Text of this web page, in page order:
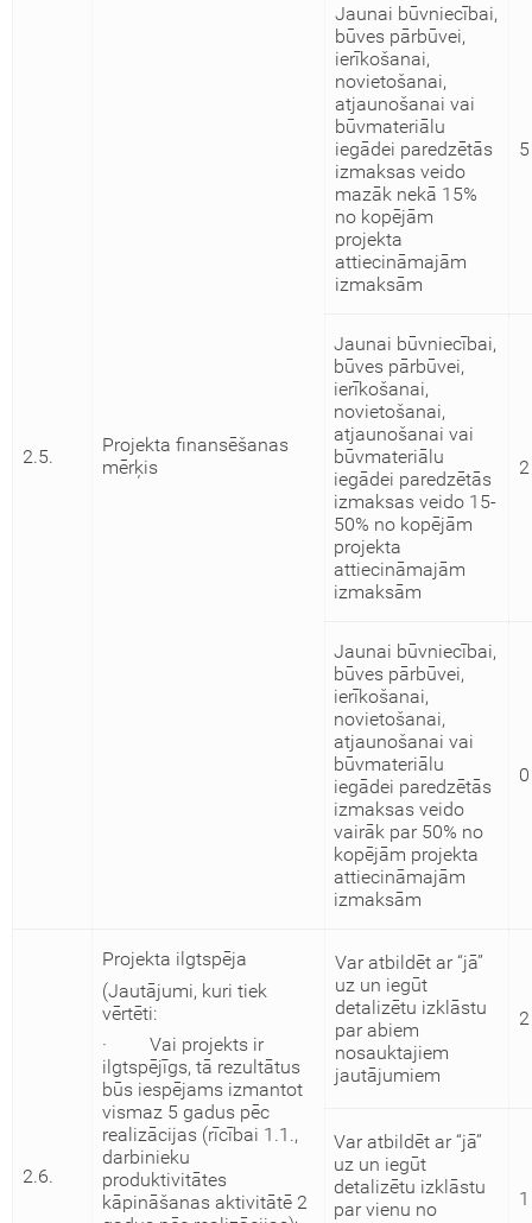
2.5.
Projekta finansēšanas
mērķis
Jaunai būvniecībai,
būves pārbūvei,
ierīkošanai,
novietošanai,
atjaunošanai vai
būvmateriālu
iegādei paredzētās
izmaksas veido
mazāk nekā 15%
no kopējām
projekta
attiecināmajām
izmaksām
5
Jaunai būvniecībai,
būves pārbūvei,
ierīkošanai,
novietošanai,
atjaunošanai vai
būvmateriālu
iegādei paredzētās
izmaksas veido 15-
50% no kopējām
projekta
attiecināmajām
izmaksām
2
Jaunai būvniecībai,
būves pārbūvei,
ierīkošanai,
novietošanai,
atjaunošanai vai
būvmateriālu
iegādei paredzētās
izmaksas veido
vairāk par 50% no
kopējām projekta
attiecināmajām
izmaksām
0
2.6.
Projekta ilgtspēja
(Jautājumi, kuri tiek
vērtēti:
· Vai projekts ir
ilgtspējīgs, tā rezultātus
būs iespējams izmantot
vismaz 5 gadus pēc
realizācijas (rīcībai 1.1.,
darbinieku
produktivitātes
kāpināšanas aktivitātē 2
Var atbildēt ar “jā”
uz un iegūt
detalizētu izklāstu
par abiem
nosauktajiem
jautājumiem
2
Var atbildēt ar “jā”
uz un iegūt
detalizētu izklāstu
par vienu no
1